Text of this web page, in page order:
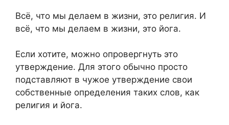
Всё, что мы делаем в жизни, это религия. И
всё, что мы делаем в жизни, это йога.
Если хотите, можно опровергнуть это
утверждение. Для этого обычно просто
подставляют в чужое утверждение свои
собственные определения таких слов, как
религия и йога.